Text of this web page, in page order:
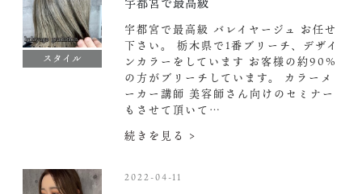
スタイル
宇都宮で最高級 バレイヤージュ お任せ
下さい。 栃木県で1番ブリーチ、デザイ
ンカラーをしています お客様の約90%
の方がブリーチしています。 カラーメ
ーカー講師 美容師さん向けのセミナー
もさせて頂いて…
続きを見る >
2022-04-11